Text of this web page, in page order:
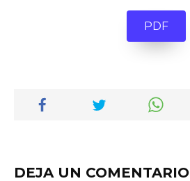
PDF
DEJA UN COMENTARIO